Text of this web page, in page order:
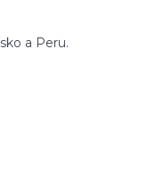
a Peru.